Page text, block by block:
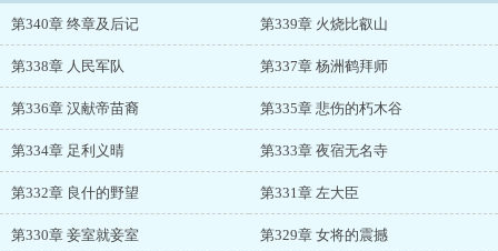
第340章 终章及后记 第339章 火烧比叡山
第338章 人民军队 第337章 杨洲鹤拜师
第336章 汉献帝苗裔 第335章 悲伤的朽木谷
第334章 足利义晴 第333章 夜宿无名寺
第332章 良什的野望 第331章 左大臣
第330章 妾室就妾室 第329章 女将的震撼